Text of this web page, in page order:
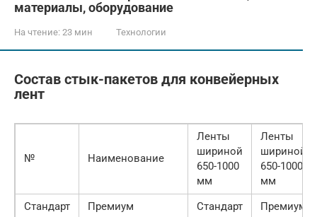
материалы, оборудование
На чтение: 23 мин Технологии
Состав стык-пакетов для конвейерных
лент
№ Наименование
Ленты
шириной
650-1000
мм
Ленты
шириной
650-1000
мм
Стандарт
Премиум Стандарт Премиум